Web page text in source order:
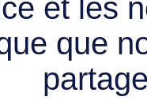
et les
que